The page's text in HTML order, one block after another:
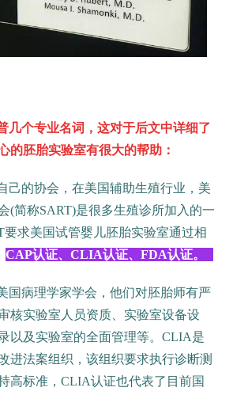
几个专业名词，这对于后文中详细了
的胚胎实验室有很大的帮助：
己的协会，在美国辅助生殖行业，美
(简称SART)是很多生殖诊所加入的一
要求美国试管婴儿胚胎实验室通过相
CAP认证、CLIA认证、FDA认证。
国病理学家学会，他们对胚胎师有严
核实验室人员资质、实验室设备设
以及实验室的全面管理等。CLIA是
进法案组织，该组织要求执行诊断测
高标准，CLIA认证也代表了目前国